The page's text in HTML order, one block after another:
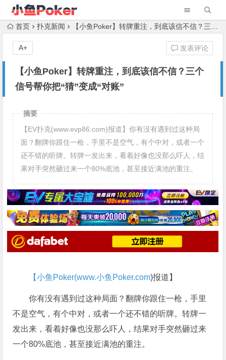
首页 扑克新闻 【小鱼Poker】转牌重注，到底该信不信？三个信号帮你把“猜”变成“对账”
【小鱼Poker】转牌重注，到底该信不信？三个
信号帮你把“猜”变成“对账”
发表评论
A+
摘要
【EV扑克(www.evp86.com)报道】你有没有遇到过这种局
面？翻牌你跟住一枪，手里不是空气，有个中对，或者一个
还不错的听牌。转牌一发出来，看着好像也没那么吓人，结
果对手突然砸过来一个80%底池，甚至接近满池的重注。
【小鱼Poker(www.小鱼Poker.com)报道】
你有没有遇到过这种局面？翻牌你跟住一枪，手里
不是空气，有个中对，或者一个还不错的听牌。转牌一
发出来，看着好像也没那么吓人，结果对手突然砸过来
一个80%底池，甚至接近满池的重注。